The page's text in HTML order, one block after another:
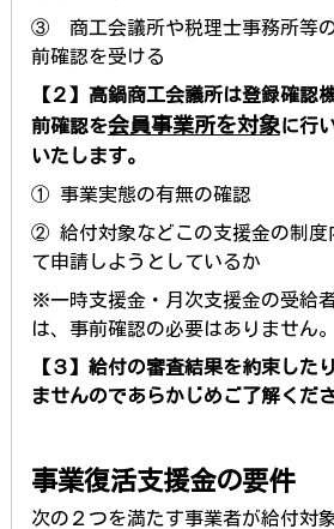
③ 商工会議所や税理士事務所等
前確認を受ける
【２】高鍋商工会議所は登録確認
前確認を会員事業所を対象に行
いたします。
① 事業実態の有無の確認
② 給付対象などこの支援金の制度
て申請しようとしているか
※一時支援金・月次支援金の受給
は、事前確認の必要はありません。
【３】 給付の審査結果を約束した
ませんのであらかじめご了解くださ
事業復活支援金の要件
次の２つを満たす事業者が給付対